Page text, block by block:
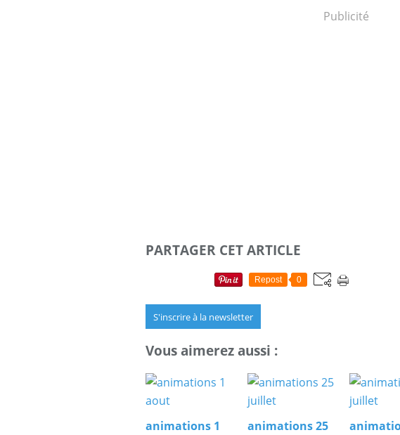
Publicité
PARTAGER CET ARTICLE
Repost 0
S'inscrire à la newsletter
Vous aimerez aussi :
animations 1
animations 25